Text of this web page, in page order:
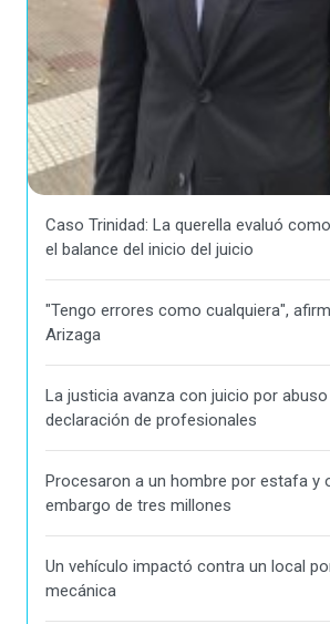
Caso Trinidad: La querella evaluó
el balance del inicio del juicio
"Tengo errores como cualquiera",
Arizaga
La justicia avanza con juicio por
declaración de profesionales
Procesaron a un hombre por estafa y
embargo de tres millones
Un vehículo impactó contra un local
mecánica